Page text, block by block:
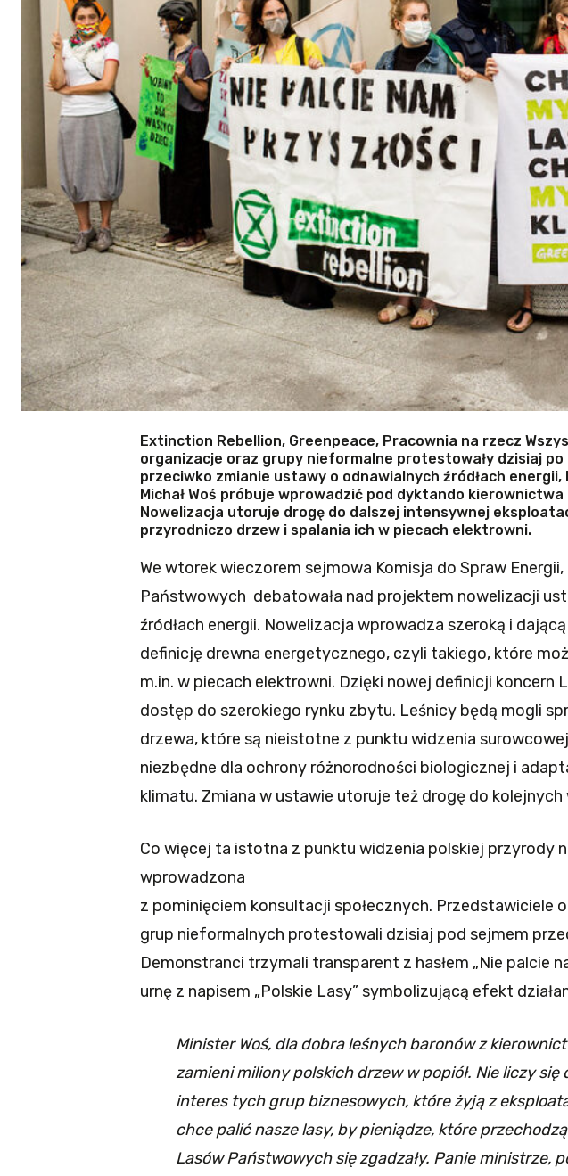
Extinction Rebellion, Greenpeace, Pracownia na rzecz
organizacje oraz grupy nieformalne protestowały dzisiaj po
przeciwko zmianie ustawy o odnawialnych źródłach
Michał Woś próbuje wprowadzić pod dyktando
Nowelizacja utoruje drogę do dalszej intensywnej
przyrodniczo drzew i spalania ich w piecach elektrowni.
We wtorek wieczorem sejmowa Komisja do Spraw
Państwowych debatowała nad projektem nowelizacji
źródłach energii. Nowelizacja wprowadza szeroką i
definicję drewna energetycznego, czyli takiego, które
m.in. w piecach elektrowni. Dzięki nowej definicji koncern
dostęp do szerokiego rynku zbytu. Leśnicy będą mogli
drzewa, które są nieistotne z punktu widzenia
niezbędne dla ochrony różnorodności biologicznej i
klimatu. Zmiana w ustawie utoruje też drogę do kolejnych
Co więcej ta istotna z punktu widzenia polskiej przyrody
wprowadzona
z pominięciem konsultacji społecznych. Przedstawiciele
grup nieformalnych protestowali dzisiaj pod sejmem
Demonstranci trzymali transparent z hasłem „Nie palcie
urnę z napisem „Polskie Lasy” symbolizującą efekt
Minister Woś, dla dobra leśnych baronów z
zamieni miliony polskich drzew w popiół. Nie liczy
interes tych grup biznesowych, które żyją z
chce palić nasze lasy, by pieniądze, które
Lasów Państwowych się zgadzały. Panie ministrze,